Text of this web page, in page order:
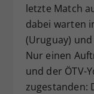
letzte Match
dabei warten
(Uruguay) und
Nur einen
und der ÖTV-
zugestanden: